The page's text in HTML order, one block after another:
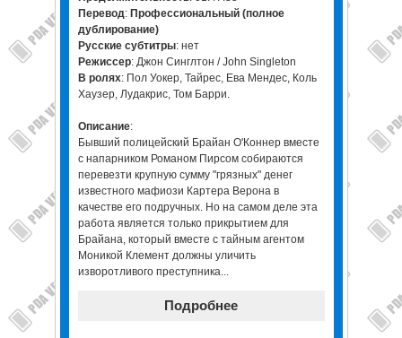
Перевод: Профессиональный (полное
дублирование)
Русские субтитры: нет
Режиссер: Джон Синглтон / John Singleton
В ролях: Пол Уокер, Тайрес, Ева Мендес, Коль
Хаузер, Лудакрис, Том Барри.
Описание:
Бывший полицейский Брайан О'Коннер вместе
с напарником Романом Пирсом собираются
перевезти крупную сумму "грязных" денег
известного мафиози Картера Верона в
качестве его подручных. Но на самом деле эта
работа является только прикрытием для
Брайана, который вместе с тайным агентом
Моникой Клемент должны уличить
изворотливого преступника...
Подробнее